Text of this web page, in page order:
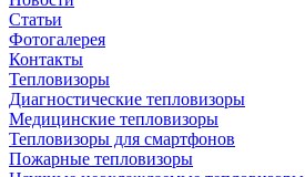
Статьи
Фотогалерея
Контакты
Тепловизоры
Диагностические тепловизоры
Медицинские тепловизоры
Тепловизоры для смартфонов
Пожарные тепловизоры